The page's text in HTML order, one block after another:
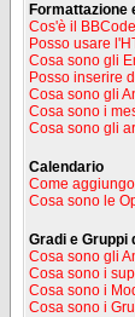
Formattazione
Cos'è il
Posso usare
Cosa sono gli
Posso inserire
Cosa sono gli
Cosa sono i
Cosa sono gli
Calendario
Come
Cosa sono le
Gradi e Gruppi
Cosa sono gli
Cosa sono i
Cosa sono i
Cosa sono i